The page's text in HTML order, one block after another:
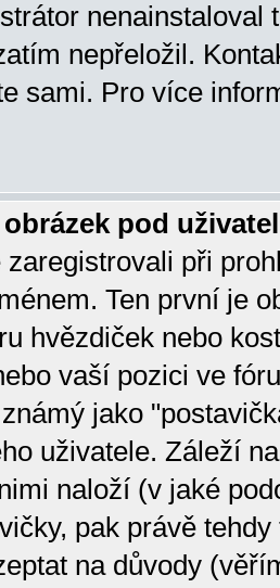
nenainstaloval
nepřeložil.
sami. Pro více
pod
zaregistrovali při
Ten první je
hvězdiček nebo
vaší pozici ve
jako
uživatele. Záleží
naloží (v jaké
pak právě
na důvody